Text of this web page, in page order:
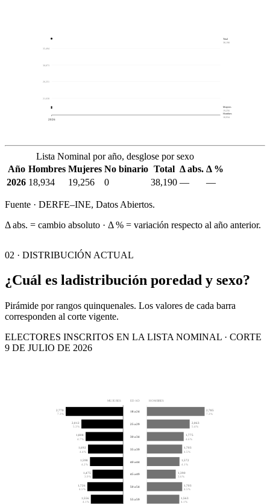
21,630
26,251
30,873
35,494
2026
Total
38,190
Mujeres
19,256
Hombres
18,934
Lista Nominal por año, desglose por sexo
Año Hombres Mujeres No binario Total Δ abs. Δ %
2026 18,934 19,256 0 38,190 — —
Fuente · DERFE–INE, Datos Abiertos.
Δ abs. = cambio absoluto · Δ % = variación respecto al año anterior.
02 · DISTRIBUCIÓN ACTUAL
¿Cuál es ladistribución poredad y sexo?
Pirámide por rangos quinquenales. Los valores de cada barra
corresponden al corte vigente.
ELECTORES INSCRITOS EN LA LISTA NOMINAL · CORTE
9 DE JULIO DE 2026
MUJERES EDAD HOMBRES
2,770
7.3%
2,785
7.3%
18 a 24
2,012
5.3%
2,063
5.4%
25 a 29
1,808
4.7%
1,775
4.6%
30 a 34
1,692
4.4%
1,703
4.5%
35 a 39
1,598
4.2%
1,572
4.1%
40 a 44
1,475
3.9%
1,390
3.6%
45 a 49
1,726
4.5%
1,703
4.5%
50 a 54
1,556
4.1%
1,563
4.1%
55 a 59